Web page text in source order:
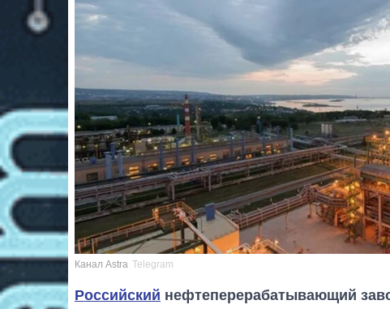
Канал Astra Telegram
Российский нефтеперерабатывающий